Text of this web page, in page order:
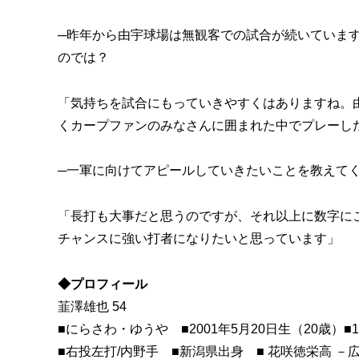
─昨年から由宇球場は無観客での試合が続いていま
のでは？
「気持ちを試合にもっていきやすくはありますね
くカープファンのみなさんに囲まれた中でプレーし
─一軍に向けてアピールしていきたいことを教えて
「長打も大事だと思うのですが、それ以上に数字
チャンスに強い打者になりたいと思っています」
◆プロフィール
韮澤雄也 54
■にらさわ・ゆうや ■2001年5月20日生（20歳）
■右投左打/内野手 ■新潟県出身 ■ 花咲徳栄高 －